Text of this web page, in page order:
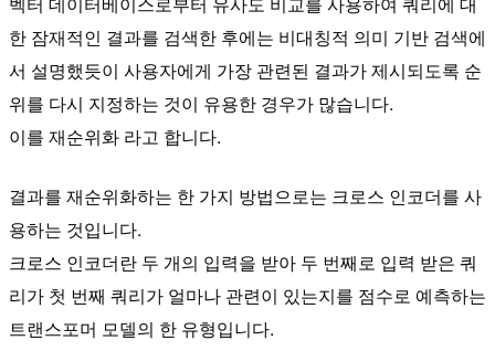
한 잠재적인 결과를 검색한 후에는 비대칭적 의미 기반 검색에
서 설명했듯이 사용자에게 가장 관련된 결과가 제시되도록 순
위를 다시 지정하는 것이 유용한 경우가 많습니다.
이를 재순위화 라고 합니다.
결과를 재순위화하는 한 가지 방법으로는 크로스 인코더를 사
용하는 것입니다.
크로스 인코더란 두 개의 입력을 받아 두 번째로 입력 받은 쿼
리가 첫 번째 쿼리가 얼마나 관련이 있는지를 점수로 예측하는
트랜스포머 모델의 한 유형입니다.